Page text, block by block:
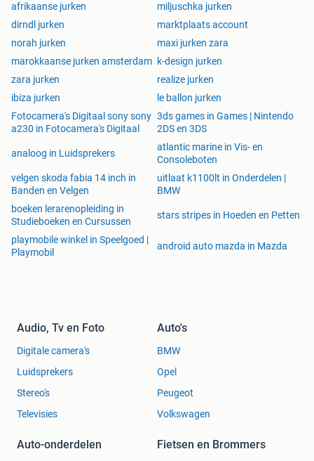
afrikaanse jurken
miljuschka jurken
dirndl jurken
marktplaats account
norah jurken
maxi jurken zara
marokkaanse jurken amsterdam k-design jurken
zara jurken
realize jurken
ibiza jurken
le ballon jurken
Fotocamera's Digitaal sony sony
a230 in Fotocamera's Digitaal
3ds games in Games | Nintendo
2DS en 3DS
analoog in Luidsprekers
atlantic marine in Vis- en
Consoleboten
velgen skoda fabia 14 inch in
Banden en Velgen
uitlaat k1100lt in Onderdelen |
BMW
boeken lerarenopleiding in
Studieboeken en Cursussen
stars stripes in Hoeden en Petten
playmobile winkel in Speelgoed |
Playmobil
android auto mazda in Mazda
Audio, Tv en Foto
Digitale camera's
Luidsprekers
Stereo's
Televisies
Auto's
BMW
Opel
Peugeot
Volkswagen
Auto-onderdelen Fietsen en Brommers